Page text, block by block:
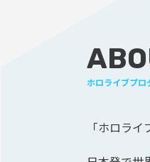
ホロライブプロ
「ホロラ